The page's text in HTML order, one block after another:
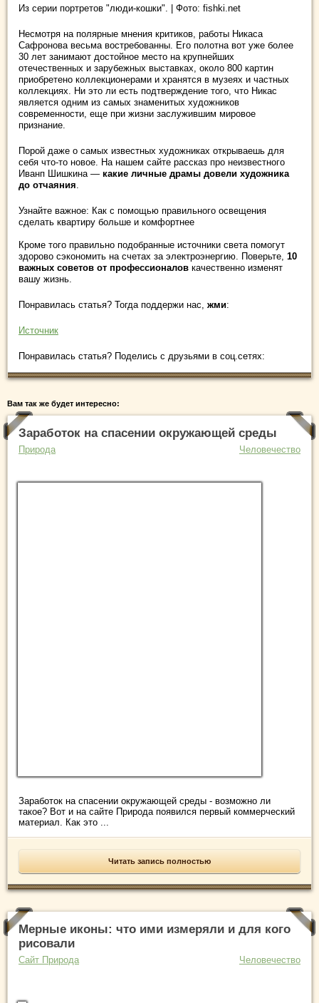
Из серии портретов "люди-кошки". | Фото: fishki.net
Несмотря на полярные мнения критиков, работы Никаса
Сафронова весьма востребованны. Его полотна вот уже более
30 лет занимают достойное место на крупнейших
отечественных и зарубежных выставках, около 800 картин
приобретено коллекционерами и хранятся в музеях и частных
коллекциях. Ни это ли есть подтверждение того, что Никас
является одним из самых знаменитых художников
современности, еще при жизни заслужившим мировое
признание.
Порой даже о самых известных художниках открываешь для
себя что-то новое. На нашем сайте рассказ про неизвестного
Иванп Шишкина — какие личные драмы довели художника
до отчаяния.
Узнайте важное: Как с помощью правильного освещения
сделать квартиру больше и комфортнее
Кроме того правильно подобранные источники света помогут
здорово сэкономить на счетах за электроэнергию. Поверьте, 10
важных советов от профессионалов качественно изменят
вашу жизнь.
Понравилась статья? Тогда поддержи нас, жми:
Источник
Понравилась статья? Поделись с друзьями в соц.сетях:
Вам так же будет интересно:
Заработок на спасении окружающей среды
Природа Человечество
Заработок на спасении окружающей среды - возможно ли
такое? Вот и на сайте Природа появился первый коммерческий
материал. Как это ...
Читать запись полностью
Мерные иконы: что ими измеряли и для кого
рисовали
Сайт Природа Человечество